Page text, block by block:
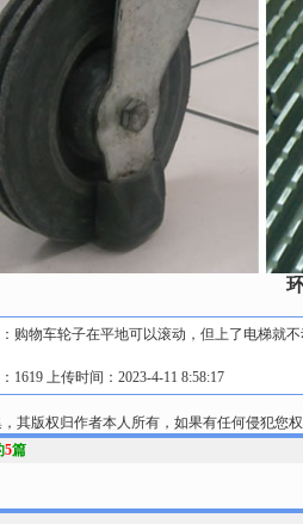
购物车轮子在平地可以滚动，但上了电梯就
1619 上传时间：2023-4-11 8:58:17
其版权归作者本人所有，如果有任何侵犯您
5篇